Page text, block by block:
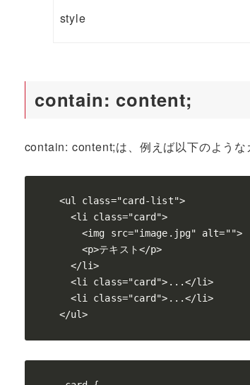
style
contain: content;
contain: content;は、例えば以下のような
<ul class="card-list">
  <li class="card">
    <img src="image.jpg" alt="">
    <p>テキスト</p>
  </li>
  <li class="card">...</li>
  <li class="card">...</li>